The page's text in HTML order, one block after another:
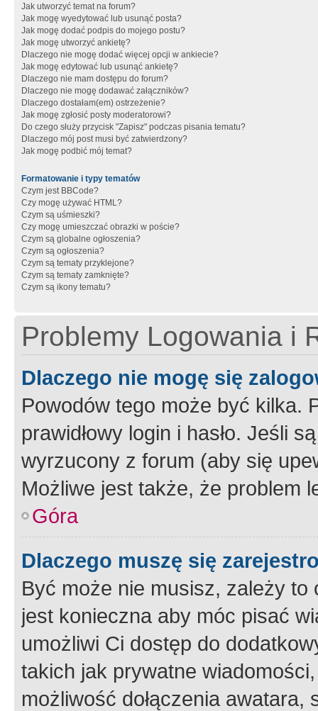
Jak utworzyć temat na forum?
Jak mogę wyedytować lub usunąć posta?
Jak mogę dodać podpis do mojego postu?
Jak mogę utworzyć ankietę?
Dlaczego nie mogę dodać więcej opcji w ankiecie?
Jak mogę edytować lub usunąć ankietę?
Dlaczego nie mam dostępu do forum?
Dlaczego nie mogę dodawać załączników?
Dlaczego dostałam(em) ostrzeżenie?
Jak mogę zgłosić posty moderatorowi?
Do czego służy przycisk "Zapisz" podczas pisania tematu?
Dlaczego mój post musi być zatwierdzony?
Jak mogę podbić mój temat?
Formatowanie i typy tematów
Czym jest BBCode?
Czy mogę używać HTML?
Czym są uśmieszki?
Czy mogę umieszczać obrazki w poście?
Czym są globalne ogłoszenia?
Czym są ogłoszenia?
Czym są tematy przyklejone?
Czym są tematy zamknięte?
Czym są ikony tematu?
Problemy Logowania i
Dlaczego nie mogę się
Powodów tego może być kilka.
prawidłowy login i hasło. Jeśli
wyrzucony z forum (aby się
Możliwe jest także, że problem
Góra
Dlaczego muszę się
Być może nie musisz, zależy
jest konieczna aby móc pisać
umożliwi Ci dostęp do
takich jak prywatne
możliwość dołączenia